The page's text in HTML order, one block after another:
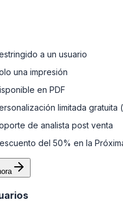
a continuación.
a un usuario
una impresión
en PDF
limitada gratuita
de analista post venta
del 50% en la